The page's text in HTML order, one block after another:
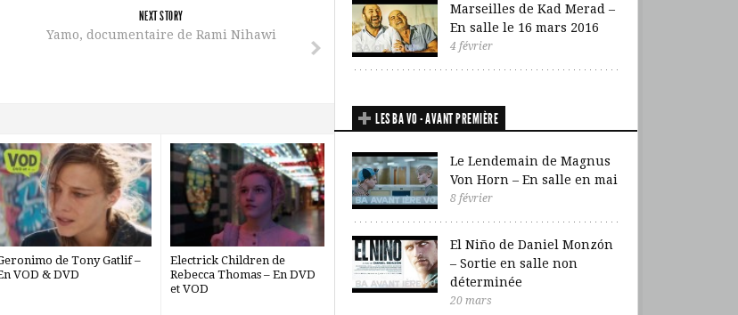
NEXT STORY
Yamo, documentaire de Rami Nihawi
de Tony Gatlif –
VOD & DVD
Electrick Children de
Rebecca Thomas – En DVD
et VOD
Marseilles de Kad Merad –
En salle le 16 mars 2016
4 février
LES BA VO - AVANT PREMIÈRE
Le Lendemain de Magnus
Von Horn – En salle en mai
8 février
El Niño de Daniel Monzón
– Sortie en salle non
déterminée
20 mars